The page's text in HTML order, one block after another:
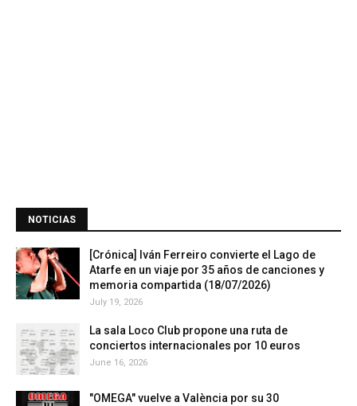
NOTICIAS
[Crónica] Iván Ferreiro convierte el Lago de
Atarfe en un viaje por 35 años de canciones y
memoria compartida (18/07/2026)
July 19, 2026
La sala Loco Club propone una ruta de
conciertos internacionales por 10 euros
June 16, 2026
"OMEGA" vuelve a València por su 30